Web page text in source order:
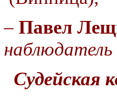
– Павел
Судейская